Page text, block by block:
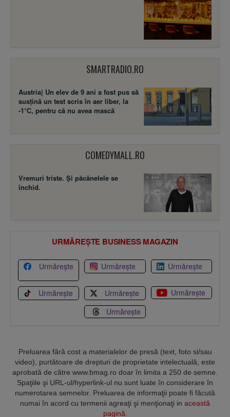
SMARTRADIO.RO
Austria| Un elev de 9 ani a fost pus să
susţină un test scris în aer liber, la
-1°C, pentru că nu avea mască
COMEDYMALL.RO
Vremuri triste. Şi păcănelele se
închid.
URMĂREȘTE BUSINESS MAGAZIN
Urmărește Urmărește Urmărește
Urmărește Urmărește
Urmărește
Urmărește
Preluarea fără cost a materialelor de presă (text, foto si/sau
video), purtătoare de drepturi de proprietate intelectuală, este
aprobată de către www.bmag.ro doar în limita a 250 de semne.
Spaţiile şi URL-ul/hyperlink-ul nu sunt luate în considerare în
numerotarea semnelor. Preluarea de informaţii poate fi făcută
numai în acord cu termenii agreaţi şi menţionaţi in această
pagină